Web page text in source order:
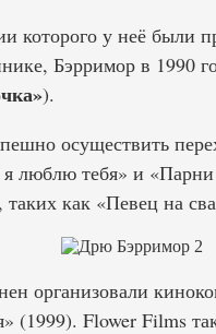
которого у неё были
Бэрримор в 1990
).
осуществить
люблю тебя» и «Парни
как «Певец на
организовали
(1999). Flower Films